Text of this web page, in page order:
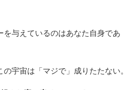
を与えているのはあなた自身であ
の宇宙は「マジで」成りたたない。